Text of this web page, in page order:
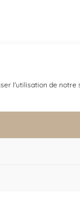
l'utilisation de